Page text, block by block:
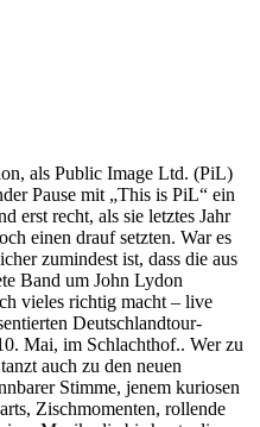
als Public Image Ltd. (PiL)
Pause mit „This is PiL“ ein
erst recht, als sie letztes Jahr
einen drauf setzten. War es
zumindest ist, dass die aus
Band um John Lydon
vieles richtig macht – live
Deutschlandtour-
Mai, im Schlachthof.. Wer zu
auch zu den neuen
Stimme, jenem kuriosen
Zischmomenten, rollende